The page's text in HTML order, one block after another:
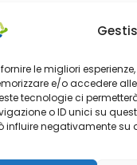
fornire le migliori
e/o accedere
tecnologie ci
o ID unici su
influire negativamente su